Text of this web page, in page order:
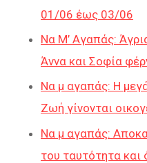
01/06 έως 03/06
Να Μ’ Αγαπάς:
Άννα και Σοφία
Να μ αγαπάς: Η
Ζωή γίνονται
Να μ αγαπάς:
του ταυτότητα και